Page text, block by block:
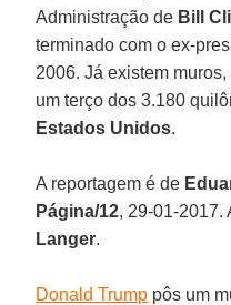
Administração de Bill
terminado com o ex-
2006. Já existem
um terço dos 3.180
Estados Unidos.
A reportagem é de
Página/12, 29-01-2017.
Langer.
Donald Trump pôs um